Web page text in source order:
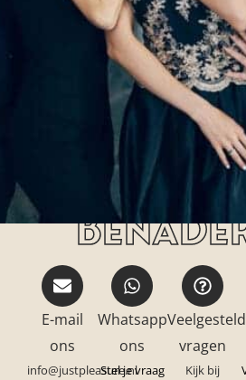
Hoe
E-mail
ons
info@justpleasure.nl
Whatsapp
ons
Stel je vraag
vragen
Kijk bij